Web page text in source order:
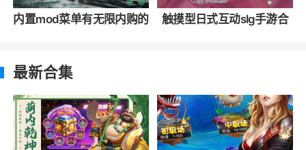
内置mod菜单有无限内购的
触摸型日式互动slg手游合
最新合集